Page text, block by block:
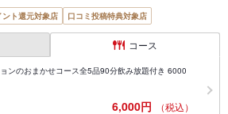
ント還元対象店 口コミ投稿特典対象店
コース
ンのおまかせコース全5品90分飲み放題付き 6000
6,000円 （税込）